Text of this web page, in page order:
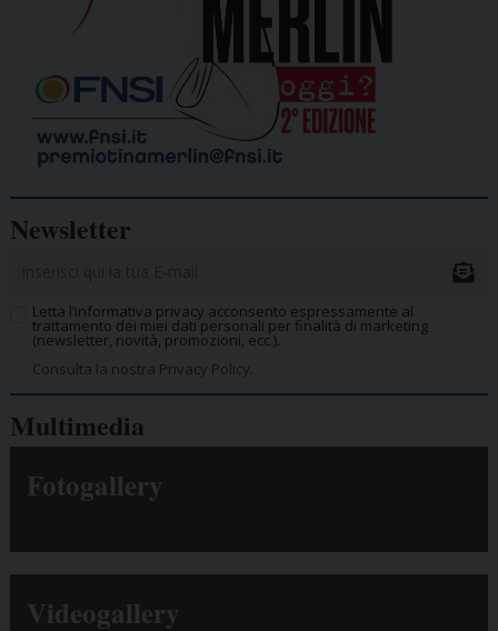
Newsletter
Letta l’informativa privacy acconsento espressamente al
trattamento dei miei dati personali per finalità di marketing
(newsletter, novità, promozioni, ecc.).
Consulta la nostra Privacy Policy.
Multimedia
Fotogallery
Videogallery